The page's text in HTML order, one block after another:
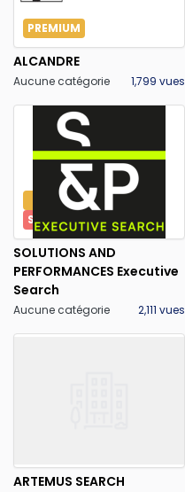
PREMIUM
ALCANDRE
Aucune catégorie 1,799 vues
PREMIUM
SYNTEC CONSEIL
SOLUTIONS AND
PERFORMANCES Executive
Search
Aucune catégorie 2,111 vues
ARTEMUS SEARCH